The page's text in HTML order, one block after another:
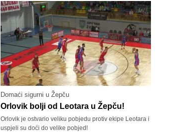
Domaći sigurni u Žepču
Orlovik bolji od Leotara u Žepču!
Orlovik je ostvario veliku pobjedu protiv ekipe Leotara i
uspjeli su doći do velike pobjed!